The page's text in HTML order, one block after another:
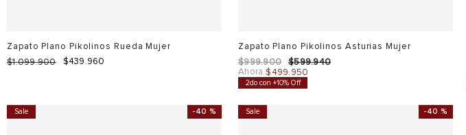
Zapato Plano Pikolinos Rueda Mujer
$1.099.900 $439.960
Zapato Plano Pikolinos Asturias Mujer
$999.900 $599.940
Ahora $499.950
2do con +10% Off
Sale -40 % Sale -40 %